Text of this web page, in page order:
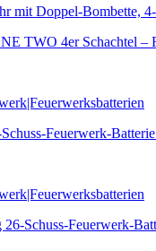
mit Doppel-Bombette,
TWO 4er Schachtel –
Feuerwerk-
Schuss-Feuerwerk-